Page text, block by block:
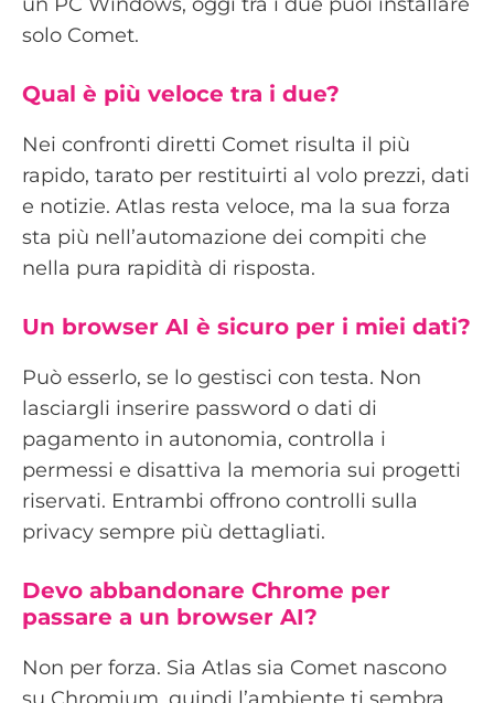
solo Comet.
Qual è più veloce tra i due?
Nei confronti diretti Comet risulta il più
rapido, tarato per restituirti al volo prezzi, dati
e notizie. Atlas resta veloce, ma la sua forza
sta più nell’automazione dei compiti che
nella pura rapidità di risposta.
Un browser AI è sicuro per i miei dati?
Può esserlo, se lo gestisci con testa. Non
lasciargli inserire password o dati di
pagamento in autonomia, controlla i
permessi e disattiva la memoria sui progetti
riservati. Entrambi offrono controlli sulla
privacy sempre più dettagliati.
Devo abbandonare Chrome per
passare a un browser AI?
Non per forza. Sia Atlas sia Comet nascono